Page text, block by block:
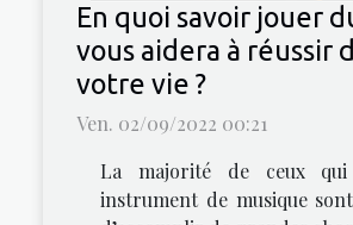
En quoi savoir jouer
vous aidera à réussir
votre vie ?
Ven. 02/09/2022 00:21
La majorité de ceux
instrument de musique